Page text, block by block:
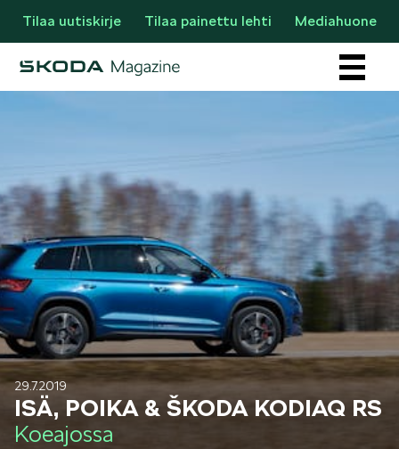
Tilaa uutiskirje Tilaa painettu lehti Mediahuone
Osastot
AJANKOHTAISTA & UUTTA
29.7.2019
ISÄ, POIKA & ŠKODA KODIAQ RS
Koeajossa